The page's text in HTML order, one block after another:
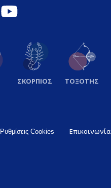
ΣΚΟΡΠΙΟΣ ΤΟΞΟΤΗΣ
Ρυθμίσεις Cookies Επικοινωνία